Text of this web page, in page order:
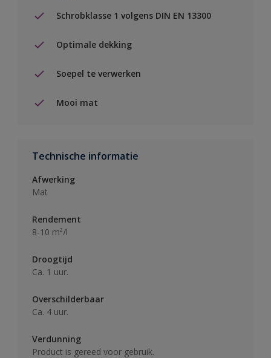
Schrobklasse 1 volgens DIN EN 13300
Optimale dekking
Soepel te verwerken
Mooi mat
Technische informatie
Afwerking
Mat
Rendement
8-10 m²/l
Droogtijd
Ca. 1 uur.
Overschilderbaar
Ca. 4 uur.
Verdunning
Product is gereed voor gebruik.